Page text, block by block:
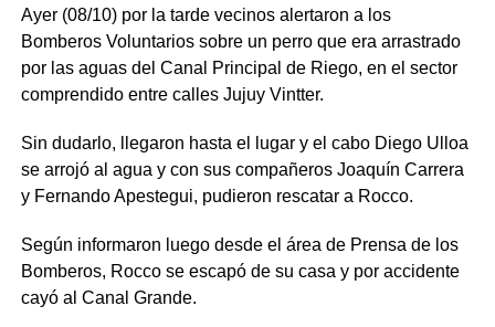
Ayer (08/10) por la tarde vecinos alertaron a los
Bomberos Voluntarios sobre un perro que era arrastrado
por las aguas del Canal Principal de Riego, en el sector
comprendido entre calles Jujuy Vintter.
Sin dudarlo, llegaron hasta el lugar y el cabo Diego Ulloa
se arrojó al agua y con sus compañeros Joaquín Carrera
y Fernando Apestegui, pudieron rescatar a Rocco.
Según informaron luego desde el área de Prensa de los
Bomberos, Rocco se escapó de su casa y por accidente
cayó al Canal Grande.